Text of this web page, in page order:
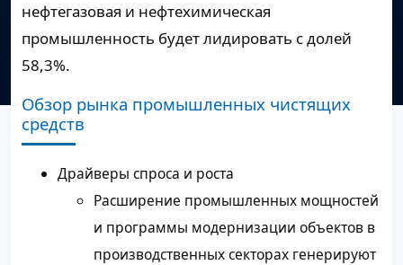
нефтегазовая и нефтехимическая
промышленность будет лидировать с долей
58,3%.
Обзор рынка промышленных чистящих
средств
Драйверы спроса и роста
Расширение промышленных мощностей
и программы модернизации объектов в
производственных секторах генерируют